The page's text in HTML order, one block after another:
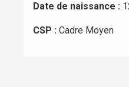
Date de naissance :
CSP : Cadre Moyen